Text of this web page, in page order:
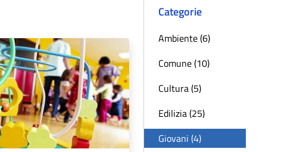
Categorie
Ambiente (6)
Comune (10)
Cultura (5)
Edilizia (25)
Giovani (4)